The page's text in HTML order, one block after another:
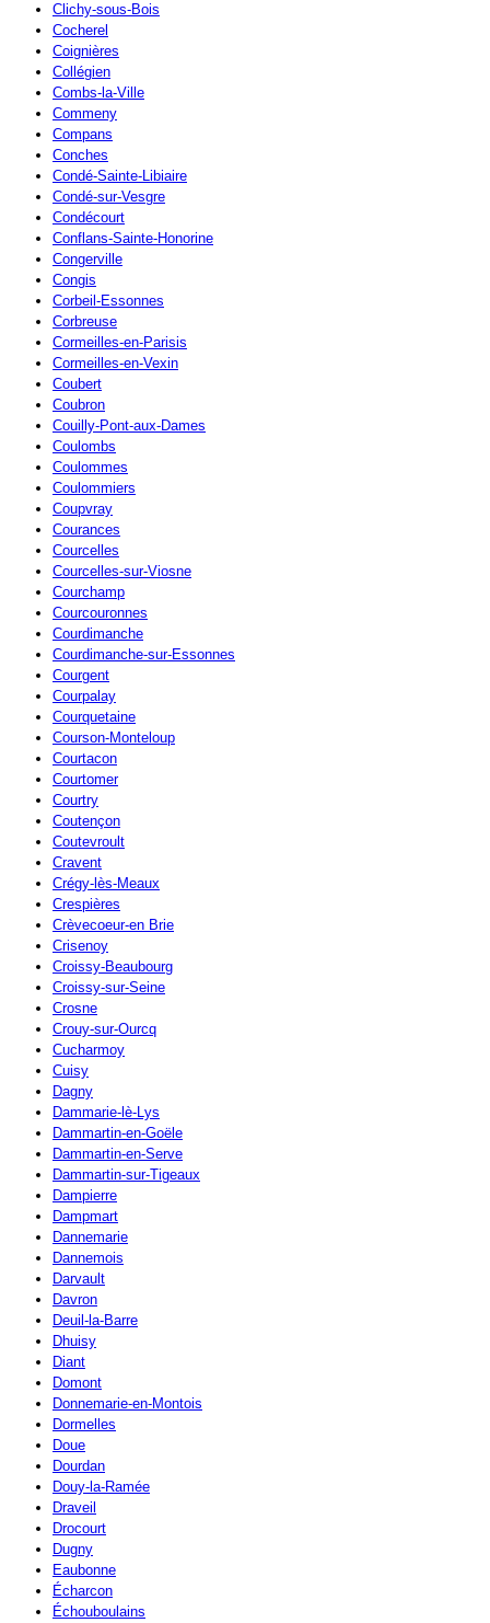
Clichy-sous-Bois
Cocherel
Coignières
Collégien
Combs-la-Ville
Commeny
Compans
Conches
Condé-Sainte-Libiaire
Condé-sur-Vesgre
Condécourt
Conflans-Sainte-Honorine
Congerville
Congis
Corbeil-Essonnes
Corbreuse
Cormeilles-en-Parisis
Cormeilles-en-Vexin
Coubert
Coubron
Couilly-Pont-aux-Dames
Coulombs
Coulommes
Coulommiers
Coupvray
Courances
Courcelles
Courcelles-sur-Viosne
Courchamp
Courcouronnes
Courdimanche
Courdimanche-sur-Essonnes
Courgent
Courpalay
Courquetaine
Courson-Monteloup
Courtacon
Courtomer
Courtry
Coutençon
Coutevroult
Cravent
Crégy-lès-Meaux
Crespières
Crèvecoeur-en Brie
Crisenoy
Croissy-Beaubourg
Croissy-sur-Seine
Crosne
Crouy-sur-Ourcq
Cucharmoy
Cuisy
Dagny
Dammarie-lè-Lys
Dammartin-en-Goële
Dammartin-en-Serve
Dammartin-sur-Tigeaux
Dampierre
Dampmart
Dannemarie
Dannemois
Darvault
Davron
Deuil-la-Barre
Dhuisy
Diant
Domont
Donnemarie-en-Montois
Dormelles
Doue
Dourdan
Douy-la-Ramée
Draveil
Drocourt
Dugny
Eaubonne
Écharcon
Échouboulains